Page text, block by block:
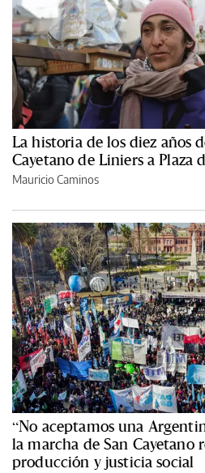
La historia de los diez años
Cayetano de Liniers a Plaza
Mauricio Caminos
“No aceptamos una
la marcha de San Cayetano
producción y justicia social